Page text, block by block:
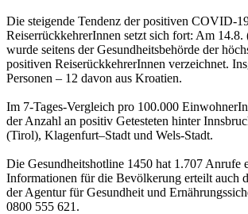
Die steigende Tendenz der positiven COVID-
ReiserrückkehrerInnen setzt sich fort: Am 14.8.
wurde seitens der Gesundheitsbehörde der
positiven ReiserückkehrerInnen verzeichnet.
Personen – 12 davon aus Kroatien.
Im 7-Tages-Vergleich pro 100.000
der Anzahl an positiv Getesteten hinter
(Tirol), Klagenfurt–Stadt und Wels-Stadt.
Die Gesundheitshotline 1450 hat 1.707 Anrufe
Informationen für die Bevölkerung erteilt auch
der Agentur für Gesundheit und
0800 555 621.